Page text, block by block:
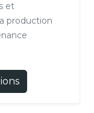
et
production